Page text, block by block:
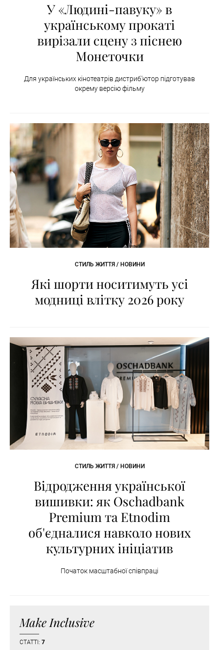
У «Людині-павуку» в
українському прокаті
вирізали сцену з піснею
Монеточки
Для українських кінотеатрів дистриб’ютор підготував
окрему версію фільму
СТИЛЬ ЖИТТЯ / НОВИНИ
Які шорти носитимуть усі
модниці влітку 2026 року
СТИЛЬ ЖИТТЯ / НОВИНИ
Відродження української
вишивки: як Oschadbank
Premium та Etnodim
об'єдналися навколо нових
культурних ініціатив
Початок масштабної співпраці
Make Inclusive
СТАТТІ: 7